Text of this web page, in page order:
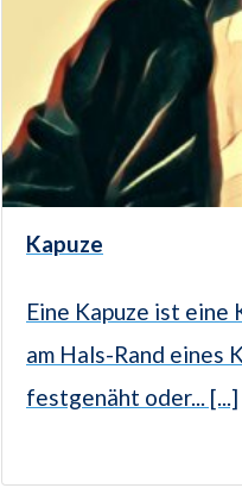
Kapuze
Eine Kapuze ist eine
am Hals-Rand eines
festgenäht oder... [...]